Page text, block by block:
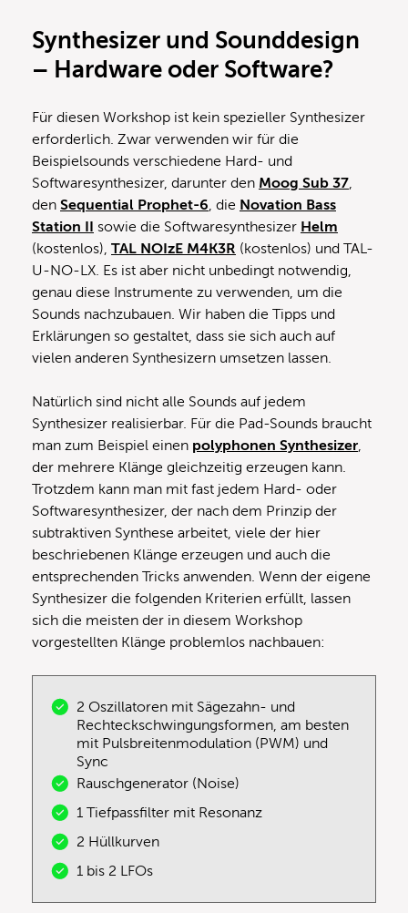
Synthesizer und Sounddesign
– Hardware oder Software?
Für diesen Workshop ist kein spezieller Synthesizer
erforderlich. Zwar verwenden wir für die
Beispielsounds verschiedene Hard- und
Softwaresynthesizer, darunter den Moog Sub 37
den Sequential Prophet-6 , die Novation Bass
Station II sowie die Softwaresynthesizer Helm
(kostenlos), TAL NOIzE M4K3R (kostenlos) und TAL-
U-NO-LX. Es ist aber nicht unbedingt notwendig,
genau diese Instrumente zu verwenden, um die
Sounds nachzubauen. Wir haben die Tipps und
Erklärungen so gestaltet, dass sie sich auch auf
vielen anderen Synthesizern umsetzen lassen.
Natürlich sind nicht alle Sounds auf jedem
Synthesizer realisierbar. Für die Pad-Sounds braucht
man zum Beispiel einen polyphonen Synthesizer
der mehrere Klänge gleichzeitig erzeugen kann.
Trotzdem kann man mit fast jedem Hard- oder
Softwaresynthesizer, der nach dem Prinzip der
subtraktiven Synthese arbeitet, viele der hier
beschriebenen Klänge erzeugen und auch die
entsprechenden Tricks anwenden. Wenn der eigene
Synthesizer die folgenden Kriterien erfüllt, lassen
sich die meisten der in diesem Workshop
vorgestellten Klänge problemlos nachbauen:
2 Oszillatoren mit Sägezahn- und
Rechteckschwingungsformen, am besten
mit Pulsbreitenmodulation (PWM) und
Sync
Rauschgenerator (Noise)
1 Tiefpassfilter mit Resonanz
2 Hüllkurven
1 bis 2 LFOs